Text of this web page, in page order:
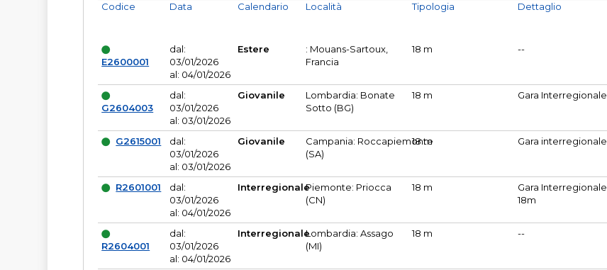
Codice
E2600001
Data
dal:
03/01/2026
al: 04/01/2026
Calendario
Estere
Località
: Mouans-Sartoux,
Francia
Tipologia
18 m
Dettaglio
--
G2604003
dal:
03/01/2026
al: 03/01/2026
Giovanile
Lombardia: Bonate
Sotto (BG)
18 m Gara Interregionale
G2615001
dal:
03/01/2026
al: 03/01/2026
Giovanile
Campania: Roccapiemonte
(SA)
18 m Gara interregionale
R2601001
dal:
03/01/2026
al: 04/01/2026
InterregionalePiemonte: Priocca
(CN)
18 m
Gara Interregionale
18m
R2604001
dal:
03/01/2026
al: 04/01/2026
InterregionaleLombardia: Assago
(MI)
18 m --